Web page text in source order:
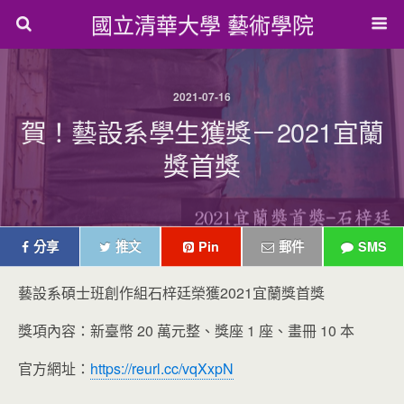
國立清華大學 藝術學院
2021-07-16
賀！藝設系學生獲獎－2021宜蘭
獎首獎
分享 推文 Pin 郵件 SMS
藝設系碩士班創作組石梓廷榮獲2021宜蘭獎首獎
獎項內容：新臺幣 20 萬元整、獎座 1 座、畫冊 10 本
官方網址： https://reurl.cc/vqXxpN